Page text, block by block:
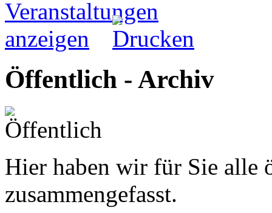
Öffentlich - Archiv
Hier haben wir für Sie alle
zusammengefasst.